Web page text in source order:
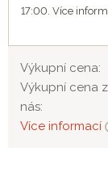
17:00. Více
Výkupní cena:
Výkupní cena
nás:
Více informací